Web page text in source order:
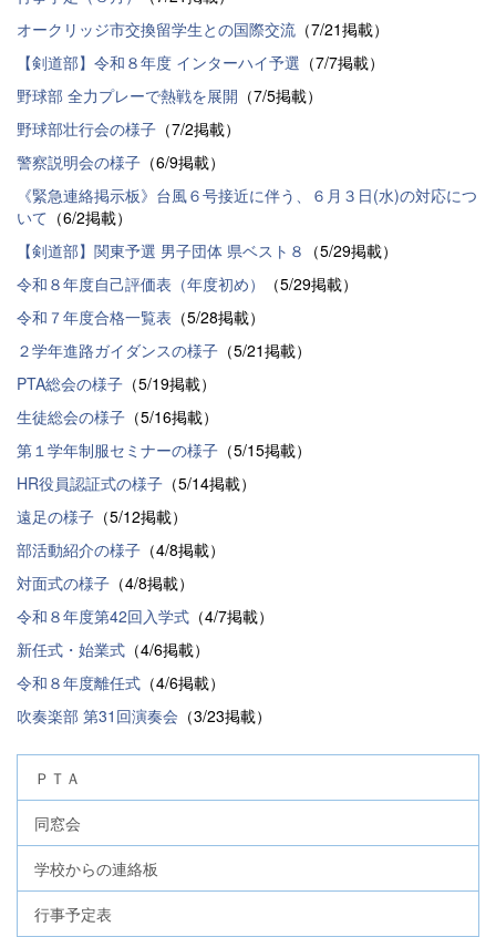
オークリッジ市交換留学生との国際交流 （7/21掲載）
【剣道部】令和８年度 インターハイ予選 （7/7掲載）
野球部 全力プレーで熱戦を展開 （7/5掲載）
野球部壮行会の様子 （7/2掲載）
警察説明会の様子 （6/9掲載）
《緊急連絡掲示板》台風６号接近に伴う、６月３日(水)の対応につ
いて （6/2掲載）
【剣道部】関東予選 男子団体 県ベスト８ （5/29掲載）
令和８年度自己評価表（年度初め）
（5/29掲載）
令和７年度合格一覧表 （5/28掲載）
２学年進路ガイダンスの様子 （5/21掲載）
PTA総会の様子 （5/19掲載）
生徒総会の様子 （5/16掲載）
第１学年制服セミナーの様子 （5/15掲載）
HR役員認証式の様子 （5/14掲載）
遠足の様子 （5/12掲載）
部活動紹介の様子 （4/8掲載）
対面式の様子 （4/8掲載）
令和８年度第42回入学式 （4/7掲載）
新任式・始業式 （4/6掲載）
令和８年度離任式 （4/6掲載）
吹奏楽部 第31回演奏会 （3/23掲載）
ＰＴＡ
同窓会
学校からの連絡板
行事予定表